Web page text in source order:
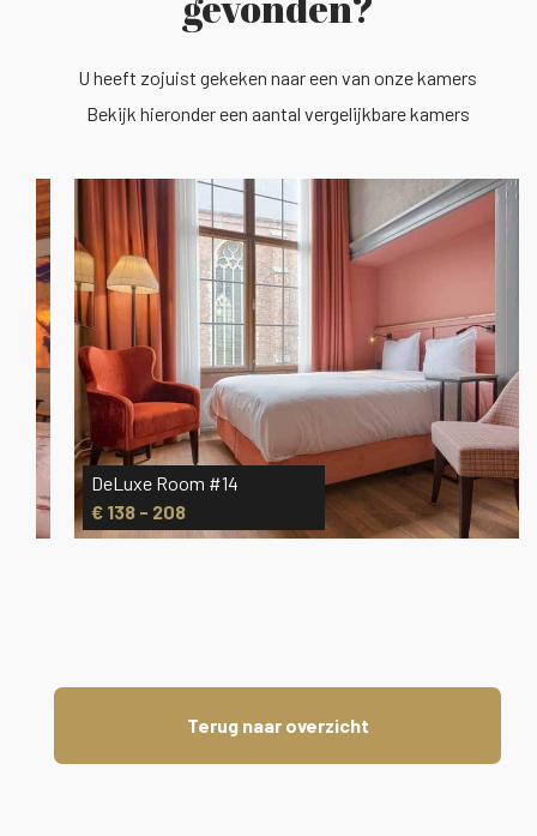
U heeft zojuist gekeken naar een van onze kamers
Bekijk hieronder een aantal vergelijkbare kamers
DeLuxe Room #14
€ 138 - 208
Terug naar overzicht